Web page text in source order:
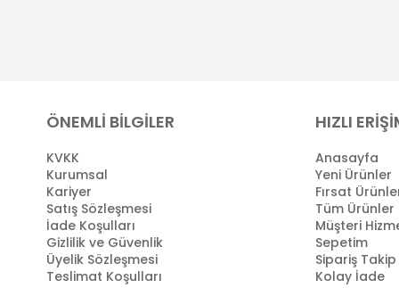
ÖNEMLİ BİLGİLER
KVKK
Kurumsal
Kariyer
Satış Sözleşmesi
İade Koşulları
Gizlilik ve Güvenlik
Üyelik Sözleşmesi
Teslimat Koşulları
HIZLI
Anasayfa
Yeni Ürünler
Fırsat
Tüm Ürünler
Müşteri
Sepetim
Sipariş Takip
Kolay İade